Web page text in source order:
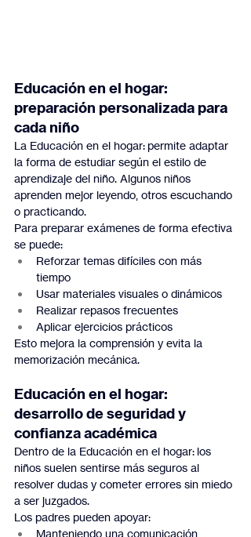
Educación en el hogar:
preparación personalizada para
cada niño
La Educación en el hogar: permite adaptar
la forma de estudiar según el estilo de
aprendizaje del niño. Algunos niños
aprenden mejor leyendo, otros escuchando
o practicando.
Para preparar exámenes de forma efectiva
se puede:
Reforzar temas difíciles con más
tiempo
Usar materiales visuales o dinámicos
Realizar repasos frecuentes
Aplicar ejercicios prácticos
Esto mejora la comprensión y evita la
memorización mecánica.
Educación en el hogar:
desarrollo de seguridad y
confianza académica
Dentro de la Educación en el hogar: los
niños suelen sentirse más seguros al
resolver dudas y cometer errores sin miedo
a ser juzgados.
Los padres pueden apoyar:
Manteniendo una comunicación